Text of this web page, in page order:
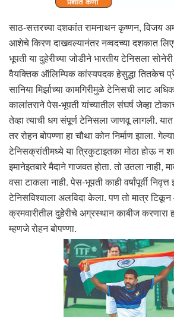
साठ-सत्तरच्या दशकांत रामनाथन कृष्णन, विजय
आशेचे किरण दाखवल्यानंतर नव्वदच्या दशकात
भूपती या दुहेरीच्या जोडीने भारतीय टेनिसला
वैयक्तिक ऑलिम्पिक कांस्यपदक हेसुद्धा तितकेच
सानिया मिर्झाच्या कामगिरीमुळे टेनिसची लाट
कालांतराने पेस-भूपती यांच्यातील संघर्ष जेव्हा
तेव्हा त्याची धग संपूर्ण टेनिसला जाणवू लागली.
तर रोहन बोपण्णा हा चौथा कोन निर्माण झाला.
टेनिसक्रांतीमध्ये या त्रिकुटाइतका मोठा होऊ न
इमानेइतबारे मैदाने गाजवत होता. तो उतला नाही,
वसा टाकला नाही. पेस-भूपती काही वर्षांपूर्वी
टेनिसविश्वाला अलविदा केला. पण तो मात्र
क्रमवारीतील दुहेरीचे अग्रस्थान काबीज करणारा
म्हणजे रोहन बोपण्णा.